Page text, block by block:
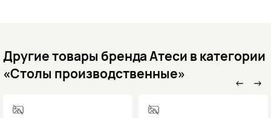
Другие товары бренда Атеси в категории
«Столы производственные»
← →